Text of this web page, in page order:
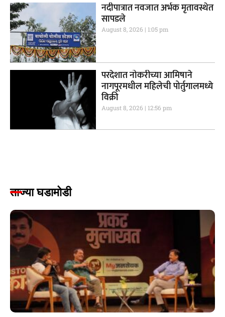
नदीपात्रात नवजात अर्भक मृतावस्थेत
सापडले
August 8, 2026 1:05 pm
परदेशात नोकरीच्या आमिषाने
नागपूरमधील महिलेची पोर्तुगालमध्ये
विक्री
August 8, 2026 12:56 pm
ताज्या घडामोडी